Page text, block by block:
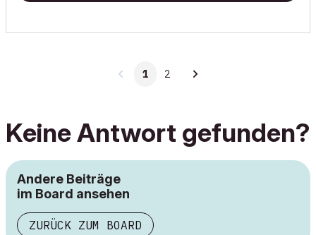
1 2
Keine Antwort gefunden?
Andere Beiträge
im Board ansehen
ZURÜCK ZUM BOARD